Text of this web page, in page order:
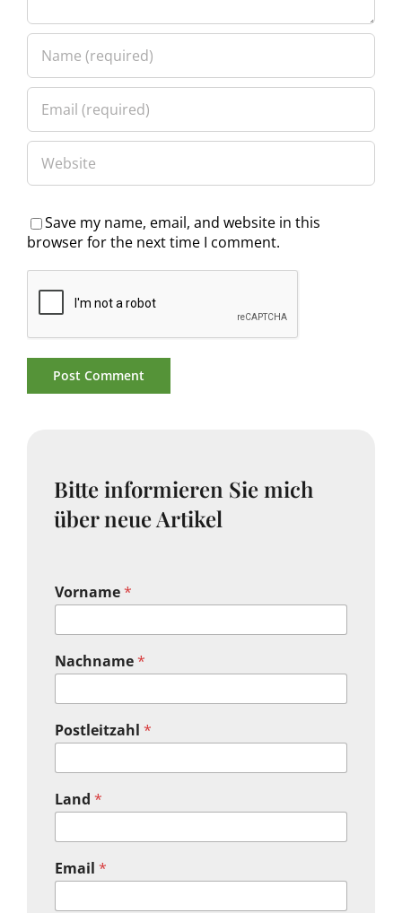
Save my name, email, and website in this
browser for the next time I comment.
Bitte informieren Sie mich
über neue Artikel
Vorname*
Nachname*
Postleitzahl *
Land *
Email *